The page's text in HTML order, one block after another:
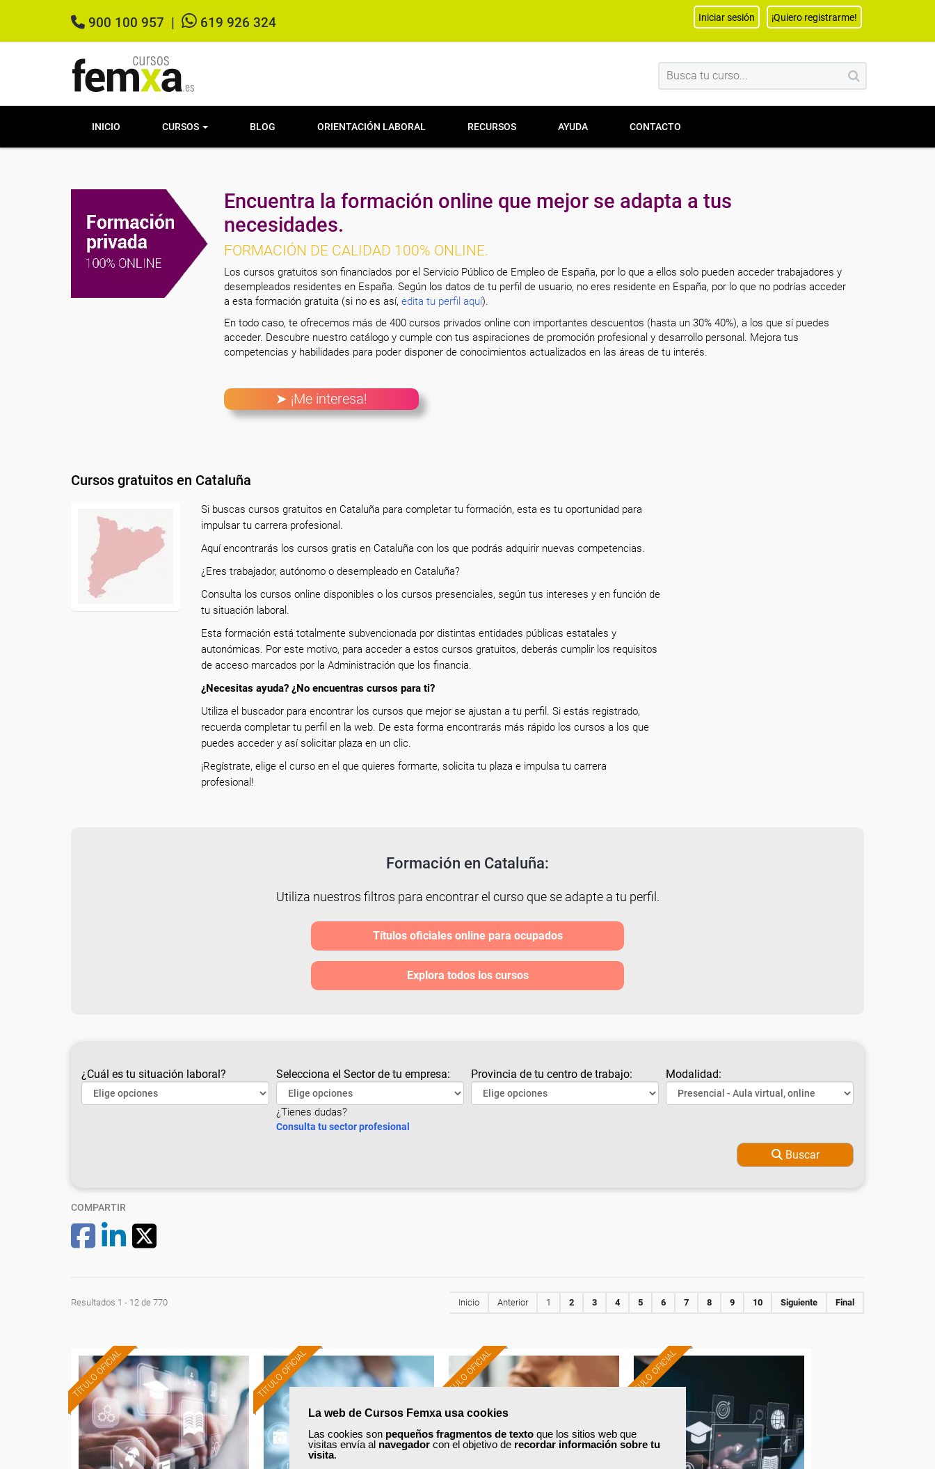
La web de Cursos Femxa usa cookies
Las cookies son pequeños fragmentos de texto que los sitios web que
visitas envía al navegador con el objetivo de recordar información sobre tu
visita.
900 100 957 619 926 324 Iniciar sesión ¡Quiero registrarme!
INICIO CURSOS BLOG ORIENTACIÓN LABORAL RECURSOS AYUDA CONTACTO
Encuentra la formación online que mejor se adapta a tus
necesidades.
FORMACIÓN DE CALIDAD 100% ONLINE.
Los cursos gratuitos son financiados por el Servicio Público de Empleo de España, por lo que a ellos solo pueden acceder trabajadores y
desempleados residentes en España. Según los datos de tu perfil de usuario, no eres residente en España, por lo que no podrías acceder
a esta formación gratuita (si no es así, edita tu perfil aquí).
En todo caso, te ofrecemos más de 400 cursos privados online con importantes descuentos (hasta un 30% 40%), a los que sí puedes
acceder. Descubre nuestro catálogo y cumple con tus aspiraciones de promoción profesional y desarrollo personal. Mejora tus
competencias y habilidades para poder disponer de conocimientos actualizados en las áreas de tu interés.
➤ ¡Me interesa!
Cursos gratuitos en Cataluña
Si buscas cursos gratuitos en Cataluña para completar tu formación, esta es tu oportunidad para
impulsar tu carrera profesional.
Aquí encontrarás los cursos gratis en Cataluña con los que podrás adquirir nuevas competencias.
¿Eres trabajador, autónomo o desempleado en Cataluña?
Consulta los cursos online disponibles o los cursos presenciales, según tus intereses y en función de
tu situación laboral.
Esta formación está totalmente subvencionada por distintas entidades públicas estatales y
autonómicas. Por este motivo, para acceder a estos cursos gratuitos, deberás cumplir los requisitos
de acceso marcados por la Administración que los financia.
¿Necesitas ayuda? ¿No encuentras cursos para ti?
Utiliza el buscador para encontrar los cursos que mejor se ajustan a tu perfil. Si estás registrado,
recuerda completar tu perfil en la web. De esta forma encontrarás más rápido los cursos a los que
puedes acceder y así solicitar plaza en un clic.
¡Regístrate, elige el curso en el que quieres formarte, solicita tu plaza e impulsa tu carrera
profesional!
Formación en Cataluña:
Utiliza nuestros filtros para encontrar el curso que se adapte a tu perfil.
Títulos oficiales online para ocupados
Explora todos los cursos
¿Cuál es tu situación laboral? Selecciona el Sector de tu empresa:
¿Tienes dudas?
Consulta tu sector profesional
Provincia de tu centro de trabajo: Modalidad:
Buscar
COMPARTIR
Resultados 1 - 12 de 770 Inicio Anterior 1 2 3 4 5 6 7 8 9 10 Siguiente Final
TÍTULO OFICIAL
Formación 100%
subvencionada.
Para desempleados,
trabajadores y autónomos
de Cataluña.
TÍTULO OFICIAL
subvencionada.
Para desempleados,
trabajadores y autónomos
de Cataluña.
TÍTULO OFICIAL
Para desempleados,
trabajadores y autónomos
TÍTULO OFICIAL
Formación 100%
subvencionada.
Para trabajadores y
autónomos de Cataluña.